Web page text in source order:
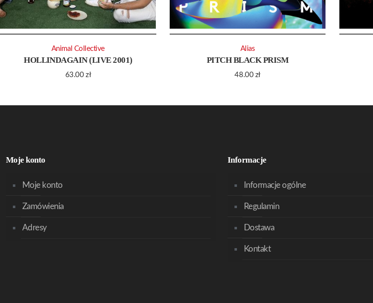
HOLLINDAGAIN (LIVE 2001)
63.00zł
Animal Collective
PITCH BLACK PRISM
48.00 zł
Alias
Moje konto
Moje konto
Zamówienia
Adresy
Informacje
Informacje ogólne
Regulamin
Dostawa
Kontakt